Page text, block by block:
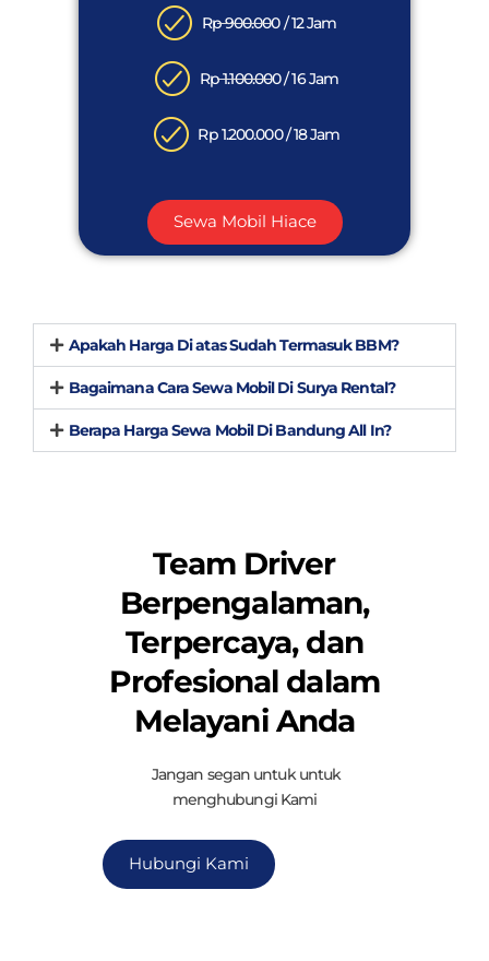
Rp 900.000 / 12 Jam
Rp 1.100.000 / 16 Jam
Rp 1.200.000 / 18 Jam
Sewa Mobil Hiace
Apakah Harga Di atas Sudah Termasuk BBM?
Bagaimana Cara Sewa Mobil Di Surya Rental?
Berapa Harga Sewa Mobil Di Bandung All In?
Team Driver
Berpengalaman,
Terpercaya, dan
Profesional dalam
Melayani Anda
Jangan segan untuk untuk
menghubungi Kami
Hubungi Kami